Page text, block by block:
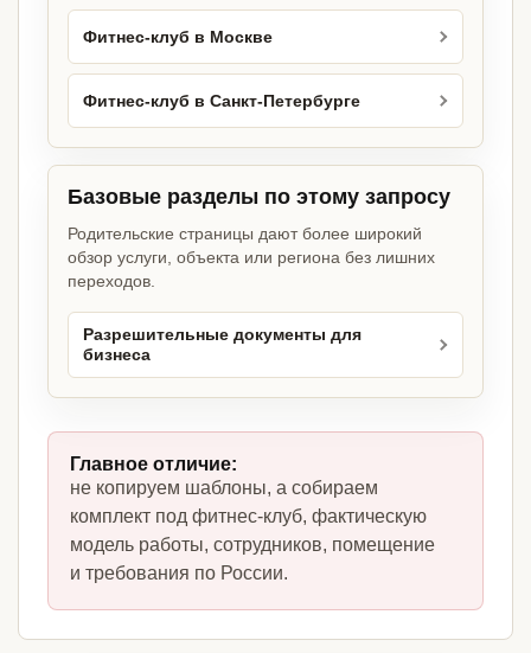
Фитнес-клуб в Москве
Фитнес-клуб в Санкт-Петербурге
Базовые разделы по этому запросу
Родительские страницы дают более широкий
обзор услуги, объекта или региона без лишних
переходов.
Разрешительные документы для
бизнеса
Главное отличие:
не копируем шаблоны, а собираем
комплект под фитнес-клуб, фактическую
модель работы, сотрудников, помещение
и требования по России.